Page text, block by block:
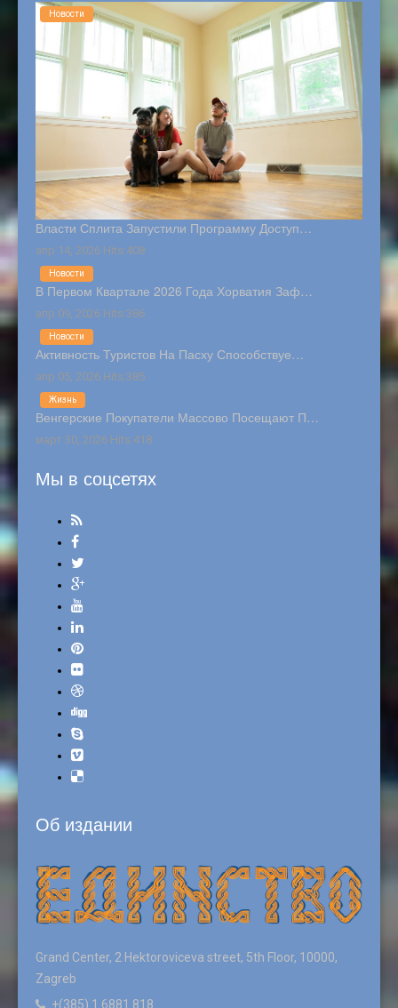
Власти Сплита Запустили Программу Доступ…
апр 14, 2026 Hits:408
Новости
В Первом Квартале 2026 Года Хорватия Заф…
апр 09, 2026 Hits:386
Новости
Активность Туристов На Пасху Способствуе…
апр 05, 2026 Hits:385
Новости
Венгерские Покупатели Массово Посещают П…
март 30, 2026 Hits:418
Жизнь
Мы в соцсетях
Об издании
Grand Center, 2 Hektoroviceva street, 5th Floor, 10000,
Zagreb
+(385) 1 6881 818